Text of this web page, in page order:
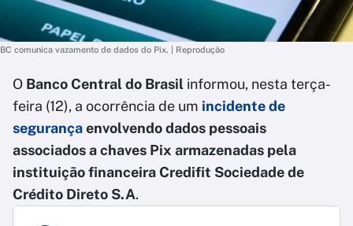
BC comunica vazamento de dados do Pix. | Reprodução
O Banco Central do Brasil informou, nesta terça-
feira (12), a ocorrência de um incidente de
segurançaenvolvendo dados pessoais
associados a chaves Pix armazenadas pela
instituição financeira Credifit Sociedade de
Crédito Direto S.A.